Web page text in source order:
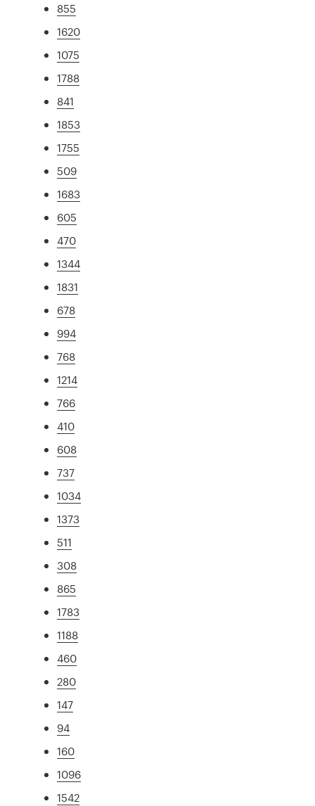
855
1620
1075
1788
841
1853
1755
509
1683
605
470
1344
1831
678
994
768
1214
766
410
608
737
1034
1373
511
308
865
1783
1188
460
280
147
94
160
1096
1542